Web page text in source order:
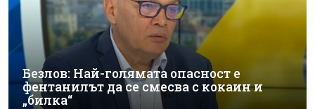
Безлов: Най-голямата опасност е
фентанилът да се смесва с кокаин и
„билка“